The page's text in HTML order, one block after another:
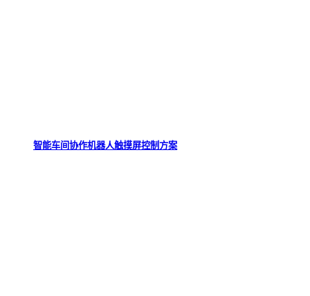
智能车间协作机器人触摸屏控制方案